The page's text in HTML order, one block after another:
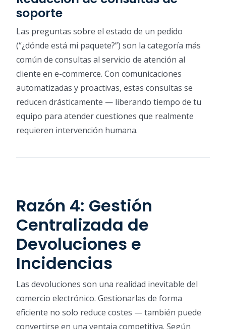
soporte
Las preguntas sobre el estado de un pedido
(“¿dónde está mi paquete?”) son la categoría más
común de consultas al servicio de atención al
cliente en e-commerce. Con comunicaciones
automatizadas y proactivas, estas consultas se
reducen drásticamente — liberando tiempo de tu
equipo para atender cuestiones que realmente
requieren intervención humana.
Razón 4: Gestión
Centralizada de
Devoluciones e
Incidencias
Las devoluciones son una realidad inevitable del
comercio electrónico. Gestionarlas de forma
eficiente no solo reduce costes — también puede
convertirse en una ventaja competitiva. Según